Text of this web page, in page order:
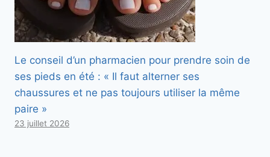
Le conseil d’un pharmacien pour prendre soin de
ses pieds en été : « Il faut alterner ses
chaussures et ne pas toujours utiliser la même
paire »
23 juillet 2026